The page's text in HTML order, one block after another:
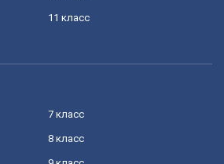
11 класс
7 класс
8 класс